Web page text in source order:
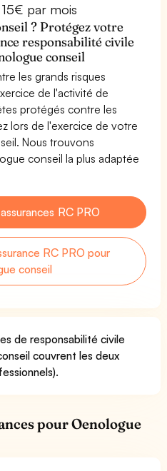
par mois
? Protégez votre
responsabilité civile
conseil
les grands risques
de l'activité de
protégés contre les
lors de l'exercice de votre
Nous trouvons
conseil la plus adaptée
RC PRO
RC PRO pour
conseil
de responsabilité civile
couvrent les deux
pour Oenologue